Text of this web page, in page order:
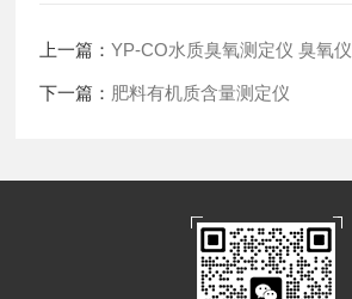
上一篇：YP-CO水质臭氧测定仪 臭氧仪
下一篇： 肥料有机质含量测定仪